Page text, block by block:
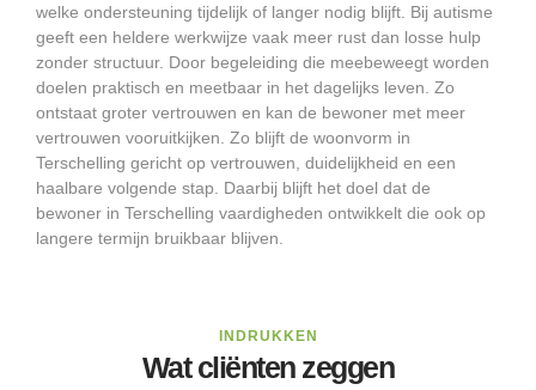
welke ondersteuning tijdelijk of langer nodig blijft. Bij autisme
geeft een heldere werkwijze vaak meer rust dan losse hulp
zonder structuur. Door begeleiding die meebeweegt worden
doelen praktisch en meetbaar in het dagelijks leven. Zo
ontstaat groter vertrouwen en kan de bewoner met meer
vertrouwen vooruitkijken. Zo blijft de woonvorm in
Terschelling gericht op vertrouwen, duidelijkheid en een
haalbare volgende stap. Daarbij blijft het doel dat de
bewoner in Terschelling vaardigheden ontwikkelt die ook op
langere termijn bruikbaar blijven.
INDRUKKEN
Wat cliënten zeggen